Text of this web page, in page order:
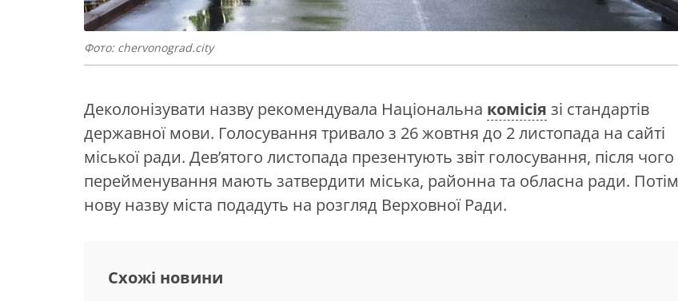
Фото: chervonograd.city
Деколонізувати назву рекомендувала Національна комісія зі стандартів
державної мови. Голосування тривало з 26 жовтня до 2 листопада на сайті
міської ради. Дев’ятого листопада презентують звіт голосування, після чого
перейменування мають затвердити міська, районна та обласна ради. Потім
нову назву міста подадуть на розгляд Верховної Ради.
Схожі новини